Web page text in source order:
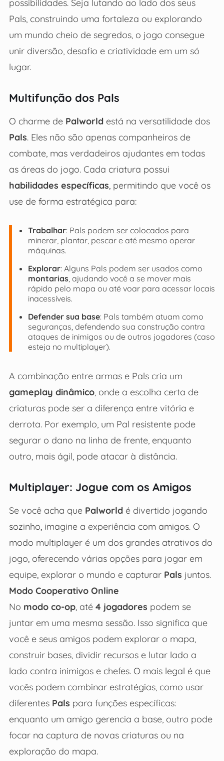
possibilidades. Seja lutando ao lado dos seus
Pals, construindo uma fortaleza ou explorando
um mundo cheio de segredos, o jogo consegue
unir diversão, desafio e criatividade em um só
lugar.
Multifunção dos Pals
O charme de Palworldestá na versatilidade dos
Pals. Eles não são apenas companheiros de
combate, mas verdadeiros ajudantes em todas
as áreas do jogo. Cada criatura possui
habilidades específicas , permitindo que você os
use de forma estratégica para:
Trabalhar: Pals podem ser colocados para
minerar, plantar, pescar e até mesmo operar
máquinas.
Explorar: Alguns Pals podem ser usados como
montarias, ajudando você a se mover mais
rápido pelo mapa ou até voar para acessar locais
inacessíveis.
Defender sua base: Pals também atuam como
seguranças, defendendo sua construção contra
ataques de inimigos ou de outros jogadores (caso
esteja no multiplayer).
A combinação entre armas e Pals cria um
gameplay dinâmico, onde a escolha certa de
criaturas pode ser a diferença entre vitória e
derrota. Por exemplo, um Pal resistente pode
segurar o dano na linha de frente, enquanto
outro, mais ágil, pode atacar à distância.
Multiplayer: Jogue com os Amigos
Se você acha que Palworldé divertido jogando
sozinho, imagine a experiência com amigos. O
modo multiplayer é um dos grandes atrativos do
jogo, oferecendo várias opções para jogar em
equipe, explorar o mundo e capturar Pals juntos.
Modo Cooperativo Online
No modo co-op, até 4 jogadores podem se
juntar em uma mesma sessão. Isso significa que
você e seus amigos podem explorar o mapa,
construir bases, dividir recursos e lutar lado a
lado contra inimigos e chefes. O mais legal é que
vocês podem combinar estratégias, como usar
diferentes Pals para funções específicas:
enquanto um amigo gerencia a base, outro pode
focar na captura de novas criaturas ou na
exploração do mapa.